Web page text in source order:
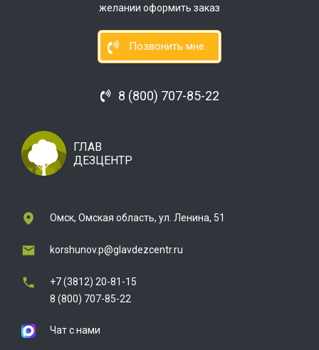
желании оформить заказ
Позвонить мне
8 (800) 707-85-22
ГЛАВ
ДЕЗЦЕНТР
Омск, Омская область, ул. Ленина, 51
korshunov.p@glavdezcentr.ru
+7 (3812) 20-81-15
8 (800) 707-85-22
Чат с нами